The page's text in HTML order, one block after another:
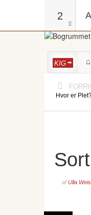
2
KIG
Hvor er
afUlla